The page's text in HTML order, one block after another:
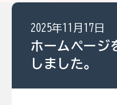
2025年11月17日
ホームページ
しました。